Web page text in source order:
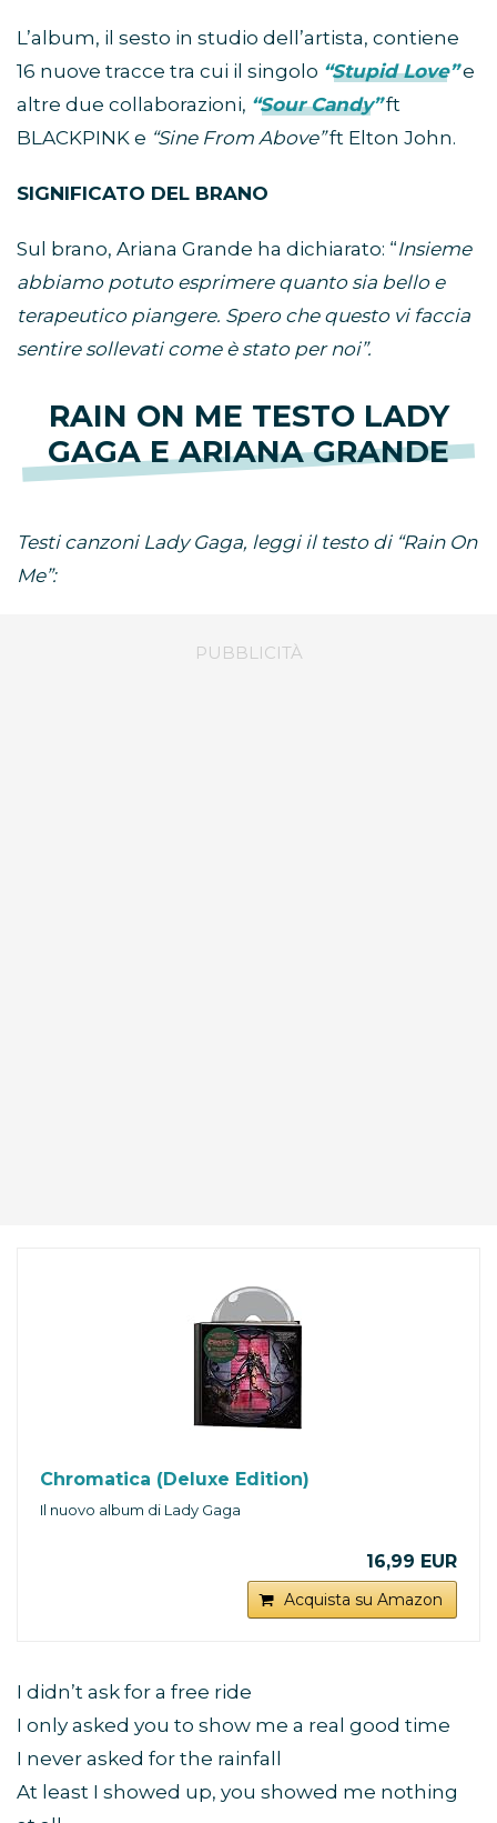
L’album, il sesto in studio dell’artista, contiene
16 nuove tracce tra cui il singolo “Stupid Love”e
altre due collaborazioni, “Sour Candy”ft
BLACKPINK e “Sine From Above”ft Elton John.
SIGNIFICATO DEL BRANO
Sul brano, Ariana Grande ha dichiarato: “Insieme
abbiamo potuto esprimere quanto sia bello e
terapeutico piangere. Spero che questo vi faccia
sentire sollevati come è stato per noi”.
RAIN ON ME TESTO LADY
GAGA E ARIANA GRANDE
Testi canzoni Lady Gaga, leggi il testo di “Rain On
Me”:
Chromatica (Deluxe Edition)
Il nuovo album di Lady Gaga
16,99 EUR
Acquista su Amazon
I didn’t ask for a free ride
I only asked you to show me a real good time
I never asked for the rainfall
At least I showed up, you showed me nothing